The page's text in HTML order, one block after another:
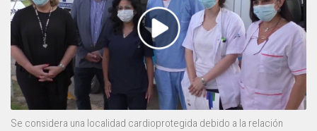
Se considera una localidad cardioprotegida debido a la relación